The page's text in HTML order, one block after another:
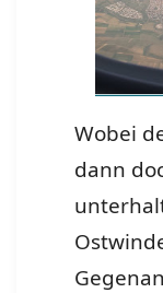
Wobei
dann